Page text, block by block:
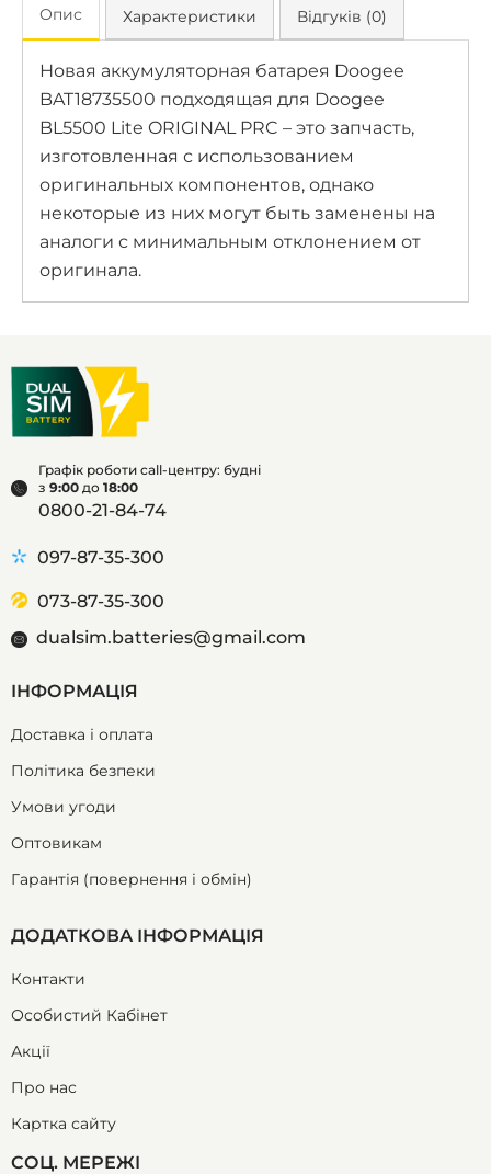
Опис Характеристики Відгуків (0)
Новая аккумуляторная батарея Doogee
BAT18735500 подходящая для Doogee
BL5500 Lite ORIGINAL PRC – это запчасть,
изготовленная с использованием
оригинальных компонентов, однако
некоторые из них могут быть заменены на
аналоги с минимальным отклонением от
оригинала.
Графік роботи call-центру: будні
з 9:00 до 18:00
0800-21-84-74
097-87-35-300
073-87-35-300
dualsim.batteries@gmail.com
ІНФОРМАЦІЯ
Доставка і оплата
Політика безпеки
Умови угоди
Оптовикам
Гарантія (повернення і обмін)
ДОДАТКОВА ІНФОРМАЦІЯ
Контакти
Особистий Кабінет
Акції
Про нас
Картка сайту
СОЦ. МЕРЕЖІ